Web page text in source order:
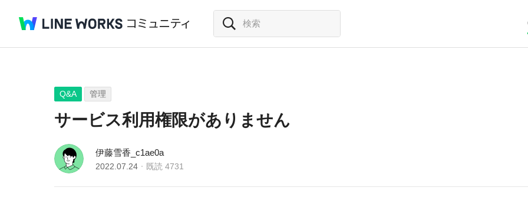
Q&A 管理
サービス利用権限がありません
伊藤雪香_c1ae0a
2022.07.24 既読 4731